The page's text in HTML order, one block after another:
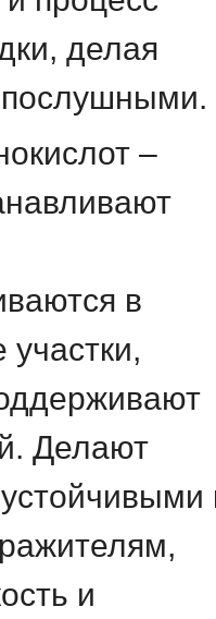
делая
–
в
Делают
и